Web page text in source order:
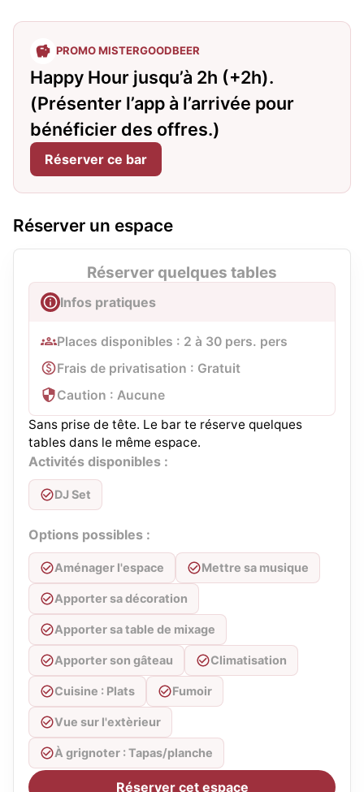
PROMO MISTERGOODBEER
Happy Hour jusqu’à 2h (+2h).
(Présenter l’app à l’arrivée pour
bénéficier des offres.)
Réserver ce bar
Réserver un espace
Réserver quelques tables
Infos pratiques
Places disponibles : 2 à 30 pers. pers
Frais de privatisation : Gratuit
Caution : Aucune
Sans prise de tête. Le bar te réserve quelques
tables dans le même espace.
Activités disponibles :
DJ Set
Options possibles :
Aménager l'espace Mettre sa musique
Apporter sa décoration
Apporter sa table de mixage
Apporter son gâteau Climatisation
Cuisine : Plats Fumoir
Vue sur l'extèrieur
À grignoter : Tapas/planche
Réserver cet espace